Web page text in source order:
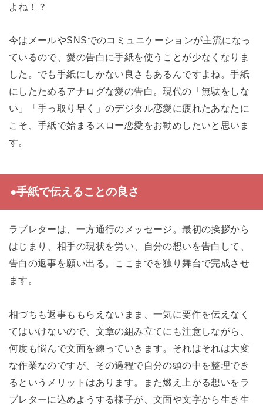
よね！？
今はメールやSNSでのコミュニケーションが主流になっ
ているので、愛の告白に手紙を使うことが少なくなりま
した。でも手紙にしかない良さもあるんですよね。手紙
にしたためるアナログな愛の告白。現代の「無駄をしな
い」「手っ取り早く」のデジタル恋愛に疲れたあなたに
こそ、手紙で始まるスロー恋愛をお勧めしたいと思いま
す。
●手紙で伝えることの良さ
ラブレターは、一方通行のメッセージ。最初の挨拶から
はじまり、相手の現状を労い、自分の想いを告白して、
告白の返事を願い出る。ここまでを独り舞台で完成させ
ます。
相づちも返事ももらえないまま、一気に要件を伝えなく
てはいけないので、文章の組み立てにも注意しながら、
何度も悩んで文面を練っていきます。それはそれは大変
な作業なのですが、その過程で自分の頭の中を整理でき
るというメリットはあります。また燃え上がる想いをラ
ブレターに込めようする様子が、文面や文字から生き生